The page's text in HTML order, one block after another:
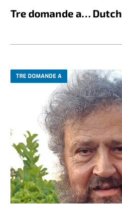
Tre domande a…
TRE DOMANDE A